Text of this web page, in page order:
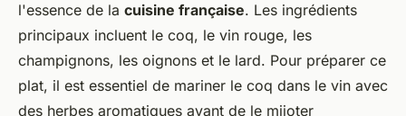
l'essence de la cuisine française. Les ingrédients
principaux incluent le coq, le vin rouge, les
champignons, les oignons et le lard. Pour préparer ce
plat, il est essentiel de mariner le coq dans le vin avec
des herbes aromatiques avant de le mijoter